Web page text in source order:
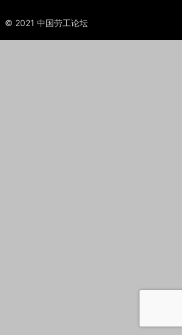
© 2021 中国劳工论坛